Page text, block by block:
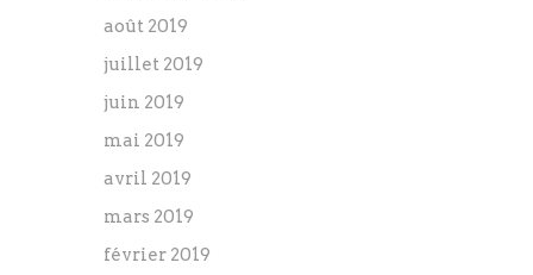
août 2019
juillet 2019
juin 2019
mai 2019
avril 2019
mars 2019
février 2019